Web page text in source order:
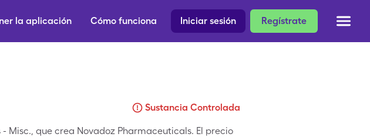
Regístrate
Iniciar sesión
Cómo funciona
la aplicación
Sustancia Controlada
que crea Novadoz Pharmaceuticals. El precio